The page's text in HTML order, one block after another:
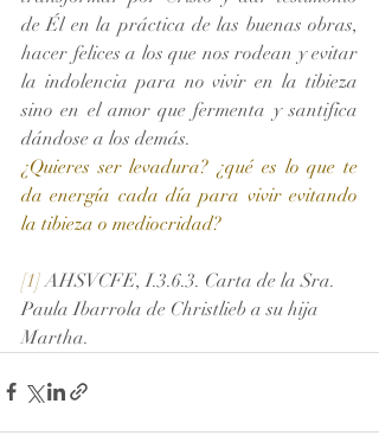
de Él en la práctica de las buenas obras,
hacer felices a los que nos rodean y evitar
la indolencia para no vivir en la tibieza
sino en el amor que fermenta y santifica
dándose a los demás.
¿Quieres ser levadura? ¿qué es lo que te
da energía cada día para vivir evitando
la tibieza o mediocridad?
[1] AHSVCFE, I.3.6.3. Carta de la Sra.
Paula Ibarrola de Christlieb a su hija
Martha.